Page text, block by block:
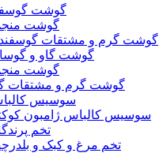
گوشت
گوشت
گوشت گرم و مشتقات
گوشت گاو و
گوشت
گوشت گرم و مشتقات
سوسیس
سوسیس کالباس ژامبون
تخم
تخم مرغ و کبک و